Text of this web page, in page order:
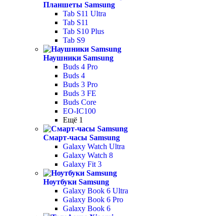
Планшеты Samsung
Tab S11 Ultra
Tab S11
Tab S10 Plus
Tab S9
Наушники Samsung
Buds 4 Pro
Buds 4
Buds 3 Pro
Buds 3 FE
Buds Core
EO-IC100
Ещё 1
Смарт-часы Samsung
Galaxy Watch Ultra
Galaxy Watch 8
Galaxy Fit 3
Ноутбуки Samsung
Galaxy Book 6 Ultra
Galaxy Book 6 Pro
Galaxy Book 6